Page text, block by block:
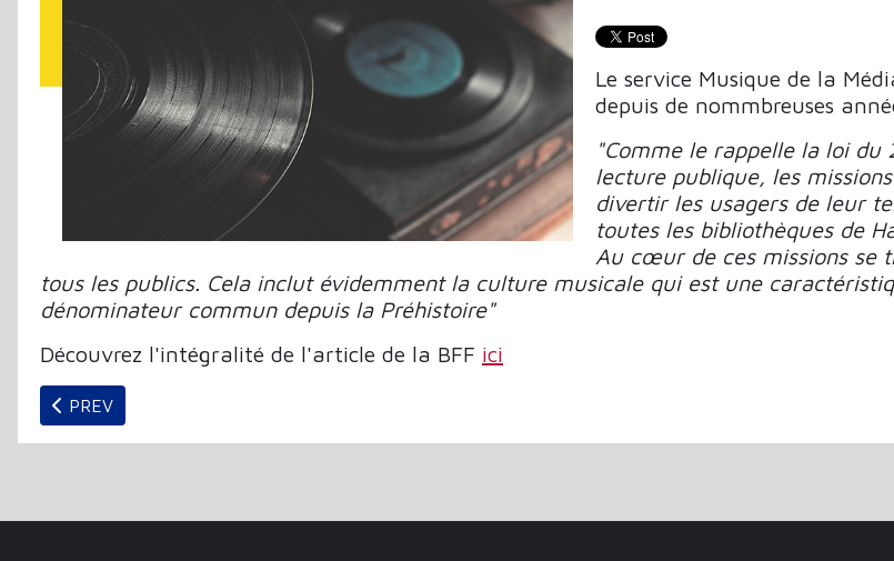
Le service Musique de la
depuis de nommbreuses
"Comme le rappelle la loi
lecture publique, les
divertir les usagers de leur
toutes les bibliothèques de
Au cœur de ces missions se
tous les publics. Cela inclut évidemment la culture musicale qui est une
dénominateur commun depuis la Préhistoire"
Découvrez l'intégralité de l'article de la BFF ici
PREVIOUS ARTICLE: LA PRESCRIPTION ÉDITORIALE À L'HEURE DU NUMÉRIQUE
PREV